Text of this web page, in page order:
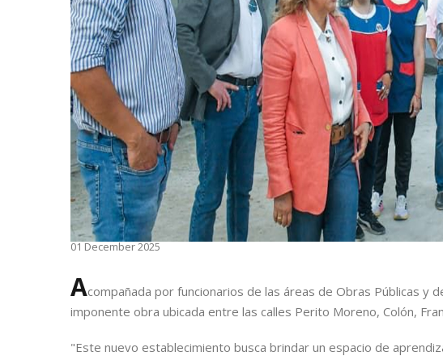
01 December 2025
Acompañada por funcionarios de las áreas de Obras Públicas y
imponente obra ubicada entre las calles Perito Moreno, Colón,
"Este nuevo establecimiento busca brindar un espacio de